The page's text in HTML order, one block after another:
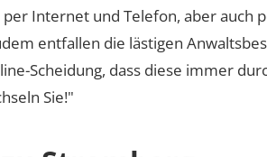
Internet und Telefon, aber auch
entfallen die lästigen
Scheidung, dass diese immer
Sie!"